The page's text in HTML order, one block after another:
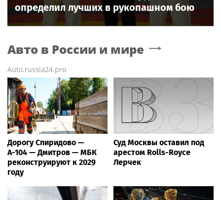
определил лучших в рукопашном бою
Авто в России и мире
Auto.russia24.pro
Дорогу Спиридово —
А-104 — Дмитров — МБК
реконструируют к 2029
году
Суд Москвы оставил под
арестом Rolls-Royce
Лерчек